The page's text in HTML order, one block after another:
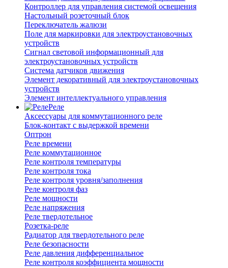
Контроллер для управления системой освещения
Настольный розеточный блок
Переключатель жалюзи
Поле для маркировки для электроустановочных
устройств
Сигнал световой информационный для
электроустановочных устройств
Система датчиков движения
Элемент декоративный для электроустановочных
устройств
Элемент интеллектуального управления
Реле
Аксессуары для коммутационного реле
Блок-контакт с выдержкой времени
Оптрон
Реле времени
Реле коммутационное
Реле контроля температуры
Реле контроля тока
Реле контроля уровня/заполнения
Реле контроля фаз
Реле мощности
Реле напряжения
Реле твердотельное
Розетка-реле
Радиатор для твердотельного реле
Реле безопасности
Реле давления дифференциальное
Реле контроля коэффициента мощности